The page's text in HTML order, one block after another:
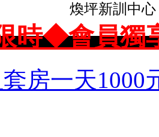
煥坪新訓中
時◆會員獨
房一天1000